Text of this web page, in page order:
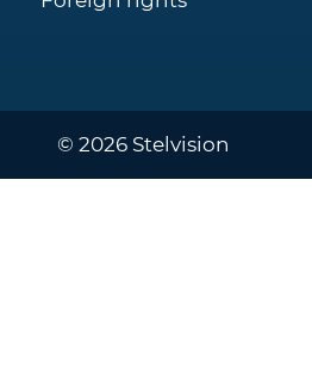
© 2026 Stelvision